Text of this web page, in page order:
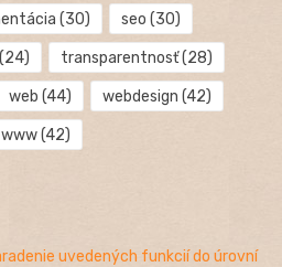
(30) seo (30)
transparentnosť(28)
web (44) webdesign (42)
www(42)
uvedených funkcií do úrovní